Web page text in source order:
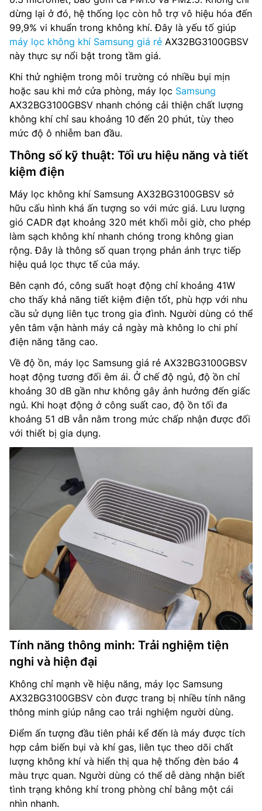
dừng lại ở đó, hệ thống lọc còn hỗ trợ vô hiệu hóa đến
99,9% vi khuẩn trong không khí. Đây là yếu tố giúp
máy lọc không khí Samsung giá rẻ AX32BG3100GBSV
này thực sự nổi bật trong tầm giá.
Khi thử nghiệm trong môi trường có nhiều bụi mịn
hoặc sau khi mở cửa phòng, máy lọc Samsung
AX32BG3100GBSV nhanh chóng cải thiện chất lượng
không khí chỉ sau khoảng 10 đến 20 phút, tùy theo
mức độ ô nhiễm ban đầu.
Thông số kỹ thuật: Tối ưu hiệu năng và tiết
kiệm điện
Máy lọc không khí Samsung AX32BG3100GBSV sở
hữu cấu hình khá ấn tượng so với mức giá. Lưu lượng
gió CADR đạt khoảng 320 mét khối mỗi giờ, cho phép
làm sạch không khí nhanh chóng trong không gian
rộng. Đây là thông số quan trọng phản ánh trực tiếp
hiệu quả lọc thực tế của máy.
Bên cạnh đó, công suất hoạt động chỉ khoảng 41W
cho thấy khả năng tiết kiệm điện tốt, phù hợp với nhu
cầu sử dụng liên tục trong gia đình. Người dùng có thể
yên tâm vận hành máy cả ngày mà không lo chi phí
điện năng tăng cao.
Về độ ồn, máy lọc Samsung giá rẻ AX32BG3100GBSV
hoạt động tương đối êm ái. Ở chế độ ngủ, độ ồn chỉ
khoảng 30 dB gần như không gây ảnh hưởng đến giấc
ngủ. Khi hoạt động ở công suất cao, độ ồn tối đa
khoảng 51 dB vẫn nằm trong mức chấp nhận được đối
với thiết bị gia dụng.
Tính năng thông minh: Trải nghiệm tiện
nghi và hiện đại
Không chỉ mạnh về hiệu năng, máy lọc Samsung
AX32BG3100GBSV còn được trang bị nhiều tính năng
thông minh giúp nâng cao trải nghiệm người dùng.
Điểm ấn tượng đầu tiên phải kể đến là máy được tích
hợp cảm biến bụi và khí gas, liên tục theo dõi chất
lượng không khí và hiển thị qua hệ thống đèn báo 4
màu trực quan. Người dùng có thể dễ dàng nhận biết
tình trạng không khí trong phòng chỉ bằng một cái
nhìn nhanh.